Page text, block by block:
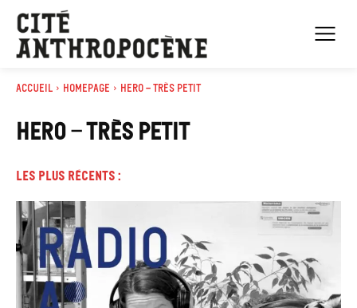
Accueil HOMEPAGE HERO - très petit
HERO - TRÈS PETIT
Les plus récents :